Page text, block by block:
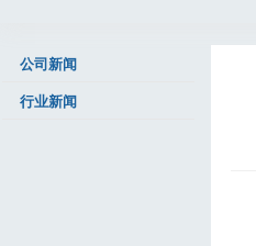
公司新闻
行业新闻